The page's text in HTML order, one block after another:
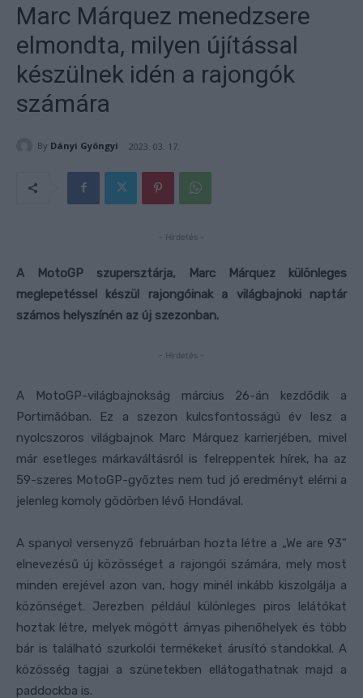
Marc Márquez menedzsere
elmondta, milyen újítással
készülnek idén a rajongók
számára
By Dányi Gyöngyi 2023. 03. 17.
- Hirdetés -
A MotoGP szupersztárja, Marc Márquez különleges
meglepetéssel készül rajongóinak a világbajnoki naptár
számos helyszínén az új szezonban.
- Hirdetés -
A MotoGP-világbajnokság március 26-án kezdődik a
Portimãóban. Ez a szezon kulcsfontosságú év lesz a
nyolcszoros világbajnok Marc Márquez karrierjében, mivel
már esetleges márkaváltásról is felreppentek hírek, ha az
59-szeres MotoGP-győztes nem tud jó eredményt elérni a
jelenleg komoly gödörben lévő Hondával.
A spanyol versenyző februárban hozta létre a „We are 93”
elnevezésű új közösséget a rajongói számára, mely most
minden erejével azon van, hogy minél inkább kiszolgálja a
közönséget. Jerezben például különleges piros lelátókat
hoztak létre, melyek mögött árnyas pihenőhelyek és több
bár is található szurkolói termékeket árusító standokkal. A
közösség tagjai a szünetekben ellátogathatnak majd a
paddockba is.